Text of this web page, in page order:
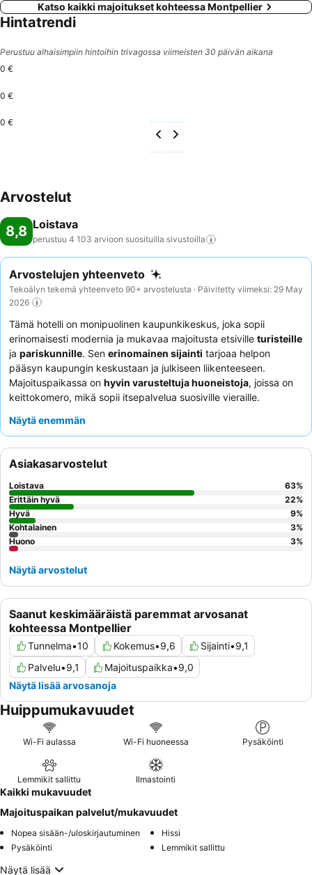
Katso kaikki majoitukset kohteessa Montpellier
Hintatrendi
Perustuu alhaisimpiin hintoihin trivagossa viimeisten 30 päivän aikana
0 €
0 €
0 €
Arvostelut
8,8 Loistava
perustuu 4 103 arvioon suosituilla sivustoilla
Arvostelujen yhteenveto
Tekoälyn tekemä yhteenveto 90+ arvostelusta · Päivitetty viimeksi: 29 May
2026
Tämä hotelli on monipuolinen kaupunkikeskus, joka sopii
erinomaisesti modernia ja mukavaa majoitusta etsiville turisteille
ja pariskunnille. Sen erinomainen sijainti tarjoaa helpon
pääsyn kaupungin keskustaan ja julkiseen liikenteeseen.
Majoituspaikassa on hyvin varusteltuja huoneistoja, joissa on
keittokomero, mikä sopii itsepalvelua suosiville vieraille.
heidän ystävällisestä ja avuliaasta asenteestaan, mikä edistää
kokemuksen saamiseksi harkitse huonetta, jossa on
ikkunaluukut, jotta varmistat pimeän ja hiljaisen ympäristön.
Näytä enemmän
Saanut keskimääräistä paremmat arvosanat
kohteessa Montpellier
Tunnelma•10 Kokemus•9,6 Sijainti•9,1
Palvelu•9,1 Majoituspaikka•9,0
Näytä lisää arvosanoja
Asiakasarvostelut
Loistava 63%
Erittäin hyvä
22%
Hyvä
9%
Kohtalainen
3%
Huono
3%
Näytä arvostelut
Huippumukavuudet
Wi-Fi aulassa Wi-Fi huoneessa Pysäköinti
Lemmikit sallittu Ilmastointi
Kaikki mukavuudet
Majoituspaikan palvelut/mukavuudet
Nopea sisään-/uloskirjautuminen
Hissi
Pysäköinti
Lemmikit sallittu
Näytä lisää